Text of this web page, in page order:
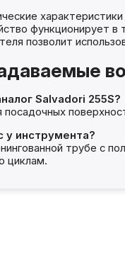
функционирует в
позволит
Salvadori 255S?
у инструмента?
трубе с
циклам.